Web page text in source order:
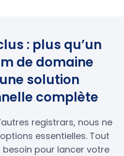
: plus qu’un
de domaine
solution
complète
registrars, nous ne
essentielles. Tout
pour lancer votre